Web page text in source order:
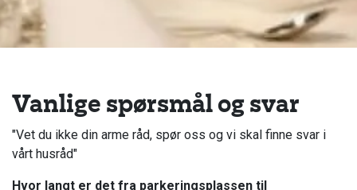
Vanlige spørsmål og svar
"Vet du ikke din arme råd, spør oss og vi skal finne svar i
vårt husråd"
Hvor langt er det fra parkeringsplassen til